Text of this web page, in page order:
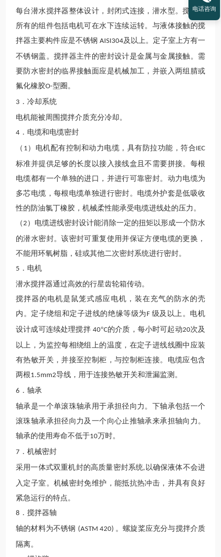
每台潜水搅拌器整体设计，封闭式连接，潜水型。搅拌器
所有的组件包括电机可在水下连续运转。与液体接触的搅
拌器主要构件应是不锈钢 AISI304及以上。定子室上方有一
不锈钢盖。搅拌器主件的密封设计是金属与金属接触。需
要防水密封的临界接触面应是机械加工，并嵌入两组腈或
氟化橡胶O-型圈。
3 ．冷却系统
电机能被周围搅拌介质充分冷却。
4 ．电缆和电缆密封
（ 1 ）电机配有控制和动力电缆，具有防拉功能，符合IEC
标准并提供足够的长度以接入接线盒且不需要拼接。每根
电缆都有一个单独的进口，并进行可靠密封。动力电缆为
多芯电缆，每根电缆单独进行密封。电缆外护套是低吸收
性的防油氯丁橡胶，机械柔性能承受电缆进线处的压力。
（2 ）电缆进线密封设计能消除一定的扭矩以形成一个防水
的潜水密封。该密封可重复使用并保证方便电缆的更换，
不能用环氧树脂，硅或其他二次密封系统进行密封。
5 ．电机
潜水搅拌器通过高效的行星齿轮箱传动。
搅拌器的电机是鼠笼式感应电机，装在充气的防水的壳
内。定子绕组和定子进线的绝缘等级为 F 级及以上。电机
设计成可连续处理搅拌 40°C的介质，每小时可起动20次及
以上，为监控每相绕组上的温度，在定子进线线圈中应装
有热敏开关，并接至控制柜，与控制柜连接。电缆应包含
两根1.5mm2导线，用于连接热敏开关和泄漏监测。
6 ．轴承
轴承是一个单滚珠轴承用于承担径向力。下轴承包括一个
滚珠轴承承担径向力及一个向心止推轴承来承担轴向力。
轴承的使用寿命不低于10万时。
7 ．机械密封
采用一体式双重机封的高质量密封系统, 以确保液体不会进
入定子室。机械密封免维护，能抵抗热冲击，并具有良好
紧急运行的特点。
8 ．搅拌器轴
轴的材料为不锈钢 (ASTM 420) 。螺旋桨应充分与搅拌介质
隔离。
电话咨询